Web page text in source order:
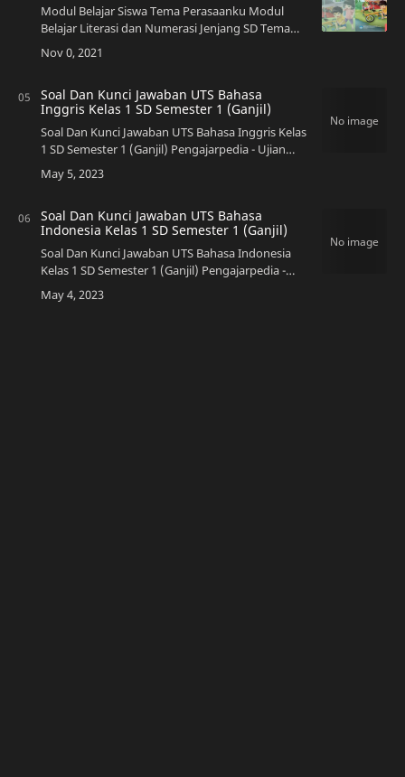
Modul Belajar Siswa Tema Perasaanku Modul
Belajar Literasi dan Numerasi Jenjang SD Tema
Perasaanku - Hai sobat peng…
Soal Dan Kunci Jawaban UTS Bahasa
Inggris Kelas 1 SD Semester 1 (Ganjil)
Soal Dan Kunci Jawaban UTS Bahasa Inggris Kelas
1 SD Semester 1 (Ganjil) Pengajarpedia - Ujian
Tengah Semester (UTS) merupakan salah satu
bentuk evaluasi yang dilaksanakan di …
Soal Dan Kunci Jawaban UTS Bahasa
Indonesia Kelas 1 SD Semester 1 (Ganjil)
Soal Dan Kunci Jawaban UTS Bahasa Indonesia
Kelas 1 SD Semester 1 (Ganjil) Pengajarpedia -
Ujian Tengah Semester (UTS) merupakan salah
satu bentuk evaluasi yang dilaksanakan d…